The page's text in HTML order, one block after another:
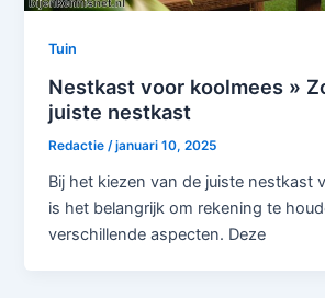
Tuin
Nestkast voor koolmees »
juiste nestkast
Redactie /januari 10, 2025
Bij het kiezen van de juiste nestkast
is het belangrijk om rekening te
verschillende aspecten. Deze